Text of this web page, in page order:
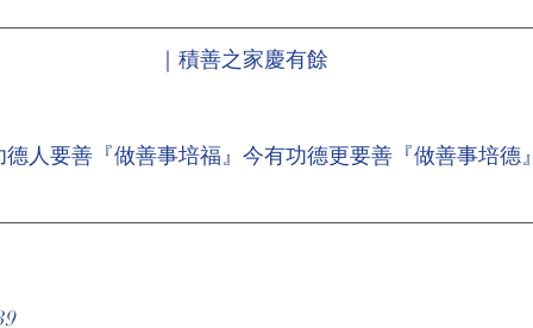
｜積善之家慶有餘
德人要善『做善事培福』今有功德更要善『做善事培德